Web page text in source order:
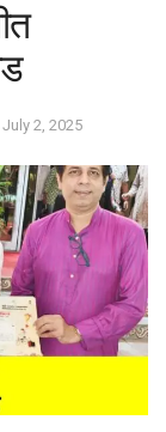
July 2, 2025